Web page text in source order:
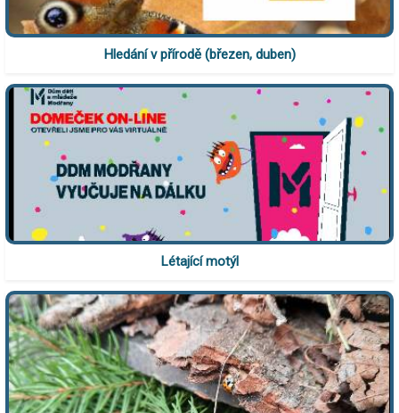
Hledání v přírodě (březen, duben)
Létající motýl